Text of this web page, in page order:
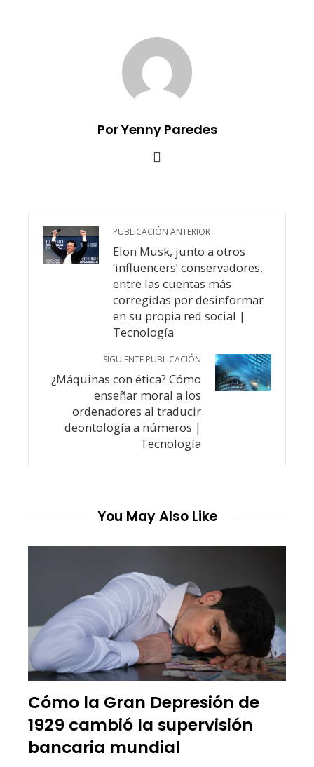
Por Yenny Paredes
PUBLICACIÓN ANTERIOR
Elon Musk, junto a otros
‘influencers’ conservadores,
entre las cuentas más
corregidas por desinformar
en su propia red social |
Tecnología
SIGUIENTE PUBLICACIÓN
¿Máquinas con ética? Cómo
enseñar moral a los
ordenadores al traducir
deontología a números |
Tecnología
You May Also Like
Cómo la Gran Depresión de
1929 cambió la supervisión
bancaria mundial